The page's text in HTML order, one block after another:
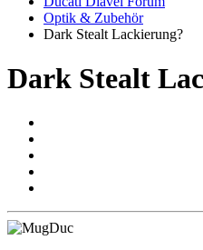
Optik & Zubehör
Dark Stealt Lackierung?
Dark Stealt